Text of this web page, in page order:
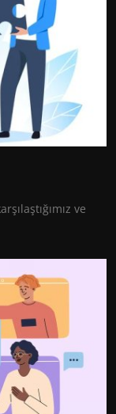
ve